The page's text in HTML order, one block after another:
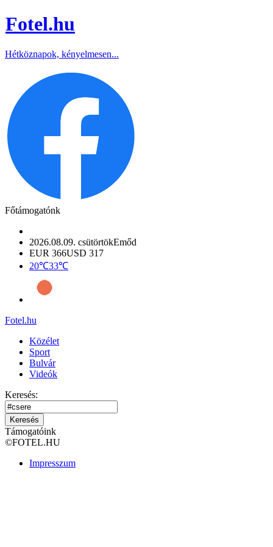
Fotel.hu
Hétköznapok, kényelmesen...
Főtámogatónk
2026.08.09. csütörtökEmőd
EUR 366USD 317
20℃33℃
Fotel.hu
Közélet
Sport
Bulvár
Videók
Keresés:
Keresés
Támogatóink
©FOTEL.HU
Impresszum